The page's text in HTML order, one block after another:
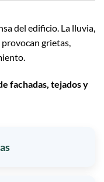
del edificio. La lluvia,
grietas,
fachadas, tejados y